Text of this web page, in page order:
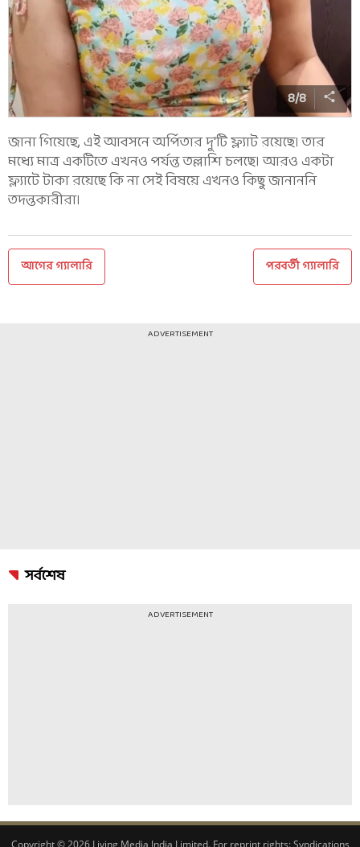
8/8
জানা গিয়েছে, এই আবসনে অর্পিতার দু'টি ফ্ল্যাট রয়েছে। তার
মধ্যে মাত্র একটিতে এখনও পর্যন্ত তল্লাশি চলছে। আরও একটা
ফ্ল্যাটে টাকা রয়েছে কি না সেই বিষয়ে এখনও কিছু জানাননি
তদন্তকারীরা।
আগের গ্যালারি পরবর্তী গ্যালারি
ADVERTISEMENT
সর্বশেষ
ADVERTISEMENT
Copyright © 2026 Living Media India Limited. For reprint rights:Syndications